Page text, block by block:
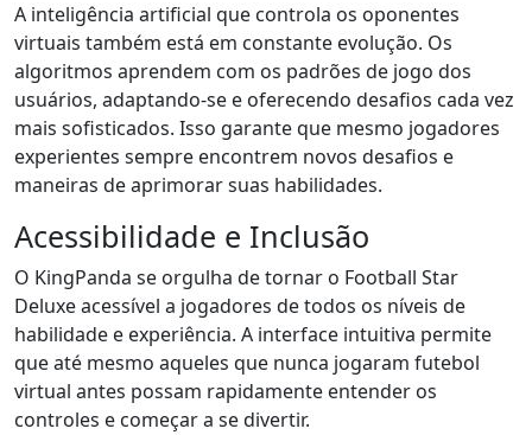
A inteligência artificial que controla os oponentes
virtuais também está em constante evolução. Os
algoritmos aprendem com os padrões de jogo dos
usuários, adaptando-se e oferecendo desafios cada vez
mais sofisticados. Isso garante que mesmo jogadores
experientes sempre encontrem novos desafios e
maneiras de aprimorar suas habilidades.
Acessibilidade e Inclusão
O KingPanda se orgulha de tornar o Football Star
Deluxe acessível a jogadores de todos os níveis de
habilidade e experiência. A interface intuitiva permite
que até mesmo aqueles que nunca jogaram futebol
virtual antes possam rapidamente entender os
controles e começar a se divertir.